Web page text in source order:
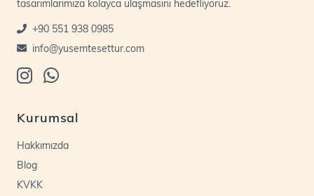
tasarımlarımıza kolayca ulaşmasını hedefliyoruz.
+90 551 938 0985
info@yusemtesettur.com
Kurumsal
Hakkımızda
Blog
KVKK